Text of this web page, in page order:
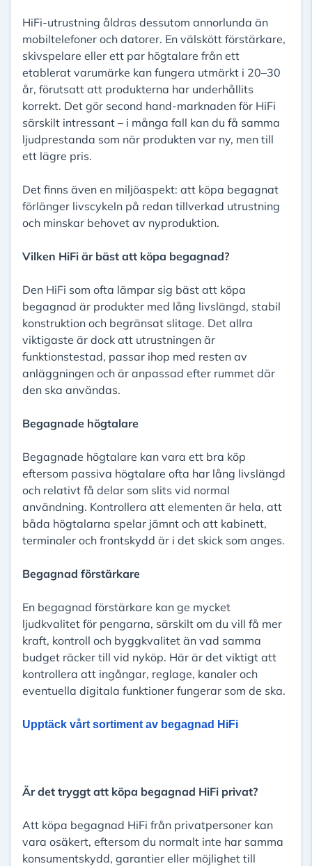
HiFi-utrustning åldras dessutom annorlunda än
mobiltelefoner och datorer. En välskött förstärkare,
skivspelare eller ett par högtalare från ett
etablerat varumärke kan fungera utmärkt i 20–30
år, förutsatt att produkterna har underhållits
korrekt. Det gör second hand-marknaden för HiFi
särskilt intressant – i många fall kan du få samma
ljudprestanda som när produkten var ny, men till
ett lägre pris.
Det finns även en miljöaspekt: att köpa begagnat
förlänger livscykeln på redan tillverkad utrustning
och minskar behovet av nyproduktion.
Vilken HiFi är bäst att köpa begagnad?
Den HiFi som ofta lämpar sig bäst att köpa
begagnad är produkter med lång livslängd, stabil
konstruktion och begränsat slitage. Det allra
viktigaste är dock att utrustningen är
funktionstestad, passar ihop med resten av
anläggningen och är anpassad efter rummet där
den ska användas.
Begagnade högtalare
Begagnade högtalare kan vara ett bra köp
eftersom passiva högtalare ofta har lång livslängd
och relativt få delar som slits vid normal
användning. Kontrollera att elementen är hela, att
båda högtalarna spelar jämnt och att kabinett,
terminaler och frontskydd är i det skick som anges.
Begagnad förstärkare
En begagnad förstärkare kan ge mycket
ljudkvalitet för pengarna, särskilt om du vill få mer
kraft, kontroll och byggkvalitet än vad samma
budget räcker till vid nyköp. Här är det viktigt att
kontrollera att ingångar, reglage, kanaler och
eventuella digitala funktioner fungerar som de ska.
Upptäck vårt sortiment av begagnad HiFi
Är det tryggt att köpa begagnad HiFi privat?
Att köpa begagnad HiFi från privatpersoner kan
vara osäkert, eftersom du normalt inte har samma
konsumentskydd, garantier eller möjlighet till